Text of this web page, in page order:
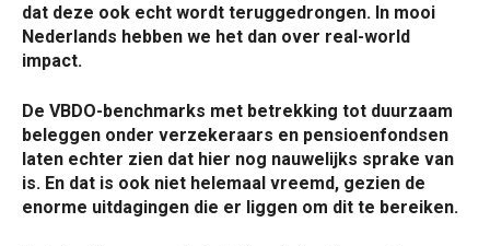
dat deze ook echt wordt teruggedrongen. In mooi
Nederlands hebben we het dan over real-world
impact.
De VBDO-benchmarks met betrekking tot duurzaam
beleggen onder verzekeraars en pensioenfondsen
laten echter zien dat hier nog nauwelijks sprake van
is. En dat is ook niet helemaal vreemd, gezien de
enorme uitdagingen die er liggen om dit te bereiken.